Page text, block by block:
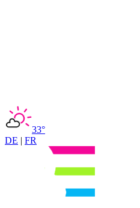
33°
DE | FR